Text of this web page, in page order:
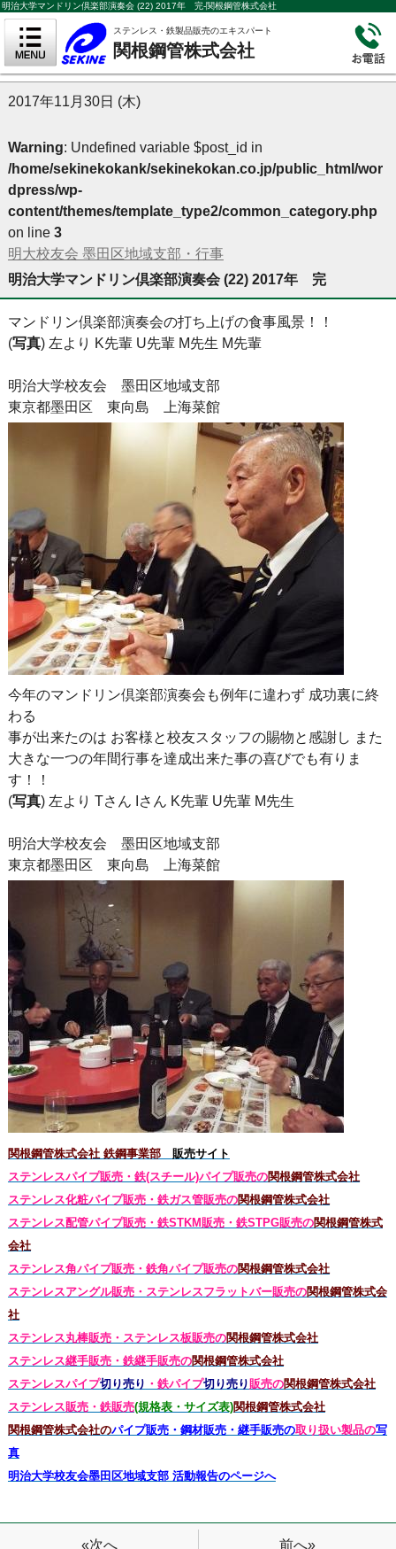
明治大学マンドリン倶楽部演奏会 (22) 2017年 完-関根鋼管株式会社
ステンレス・鉄製品販売のエキスパート
関根鋼管株式会社
2017年11月30日 (木)
Warning: Undefined variable $post_id in
/home/sekinekokank/sekinekokan.co.jp/public_html/wor
dpress/wp-
content/themes/template_type2/common_category.php
on line 3
明大校友会 墨田区地域支部・行事
明治大学マンドリン倶楽部演奏会 (22) 2017年 完
マンドリン倶楽部演奏会の打ち上げの食事風景！！
(写真) 左より K先輩 U先輩 M先生 M先輩
明治大学校友会 墨田区地域支部
東京都墨田区 東向島 上海菜館
今年のマンドリン倶楽部演奏会も例年に違わず 成功裏に終
わる
事が出来たのは お客様と校友スタッフの賜物と感謝し また
大きな一つの年間行事を達成出来た事の喜びでも有りま
す！！
(写真) 左より Tさん Iさん K先輩 U先輩 M先生
明治大学校友会 墨田区地域支部
東京都墨田区 東向島 上海菜館
関根鋼管株式会社 鉄鋼事業部 販売サイト
ステンレスパイプ販売・鉄(スチール)パイプ販売の関根鋼管株式会社
ステンレス化粧パイプ販売・鉄ガス管販売の関根鋼管株式会社
ステンレス配管パイプ販売・鉄STKM販売・鉄STPG販売の関根鋼管株式
会社
ステンレス角パイプ販売・鉄角パイプ販売の関根鋼管株式会社
ステンレスアングル販売・ ステンレスフラットバー販売の関根鋼管株式会
社
ステンレス丸棒販売・ ステンレス板販売の関根鋼管株式会社
ステンレス継手販売・鉄継手販売の関根鋼管株式会社
ステンレスパイプ切り売り ・鉄パイプ切り売り 販売の関根鋼管株式会社
ステンレス販売・鉄販売(規格表・サイズ表)関根鋼管株式会社
関根鋼管株式会社のパイプ販売・鋼材販売・継手販売の取り扱い製品の写
真
明治大学校友会墨田区地域支部 活動報告のページへ
«次へ 前へ»